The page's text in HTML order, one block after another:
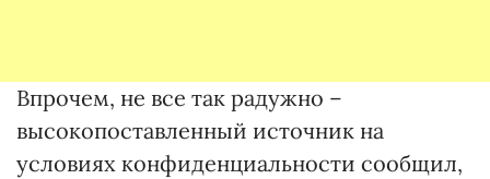
Впрочем, не все так радужно –
высокопоставленный источник на
условиях конфиденциальности сообщил,